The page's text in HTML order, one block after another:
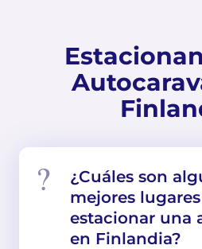
¿Cuáles son
mejores
estacionar una
en Finlandia?